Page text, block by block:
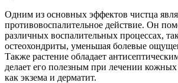
Одним из основных эффектов чистца
противовоспалительное действие. Он
различных воспалительных процессах,
остеохондриты, уменьшая болевые
Также растение обладает
делает его полезным при лечении кожных
как экзема и дерматит.